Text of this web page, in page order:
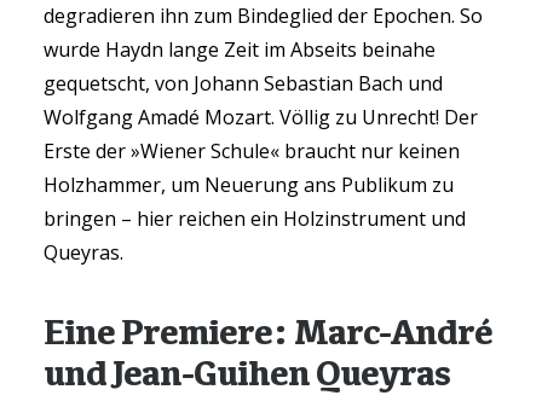
degradieren ihn zum Bindeglied der Epochen. So
wurde Haydn lange Zeit im Abseits beinahe
gequetscht, von Johann Sebastian Bach und
Wolfgang Amadé Mozart. Völlig zu Unrecht! Der
Erste der »Wiener Schule« braucht nur keinen
Holzhammer, um Neuerung ans Publikum zu
bringen – hier reichen ein Holzinstrument und
Queyras.
Eine Premiere: Marc-André
und Jean-Guihen Queyras